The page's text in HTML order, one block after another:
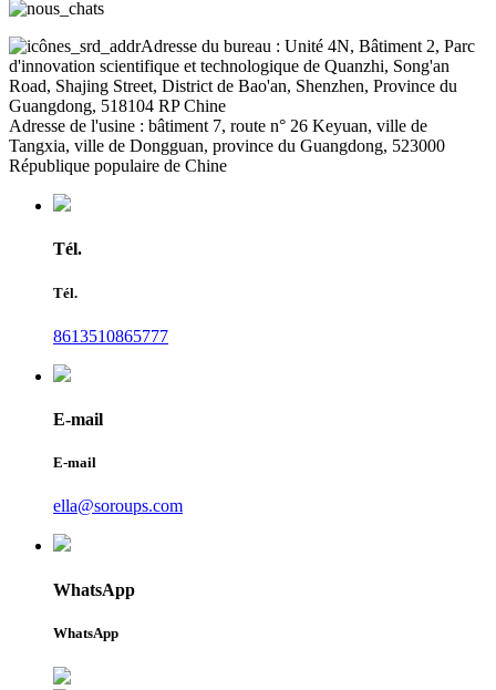
Adresse du bureau : Unité 4N, Bâtiment 2, Parc
d'innovation scientifique et technologique de Quanzhi, Song'an
Road, Shajing Street, District de Bao'an, Shenzhen, Province du
Guangdong, 518104 RP Chine
Adresse de l'usine : bâtiment 7, route n° 26 Keyuan, ville de
Tangxia, ville de Dongguan, province du Guangdong, 523000
République populaire de Chine
Tél.
Tél.
8613510865777
E-mail
E-mail
ella@soroups.com
WhatsApp
WhatsApp